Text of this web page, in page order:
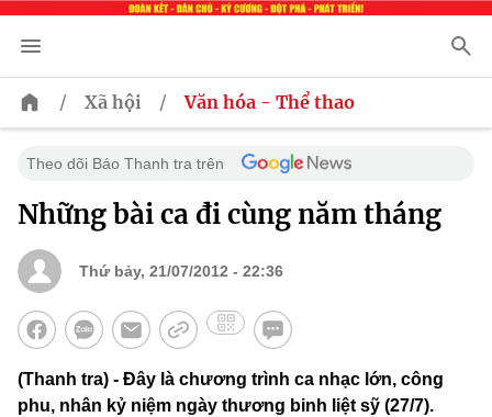
/ Xã hội / Văn hóa - Thể thao
Theo dõi Báo Thanh tra trên
Những bài ca đi cùng năm tháng
Thứ bảy, 21/07/2012 - 22:36
(Thanh tra) - Đây là chương trình ca nhạc lớn, công
phu, nhân kỷ niệm ngày thương binh liệt sỹ (27/7).